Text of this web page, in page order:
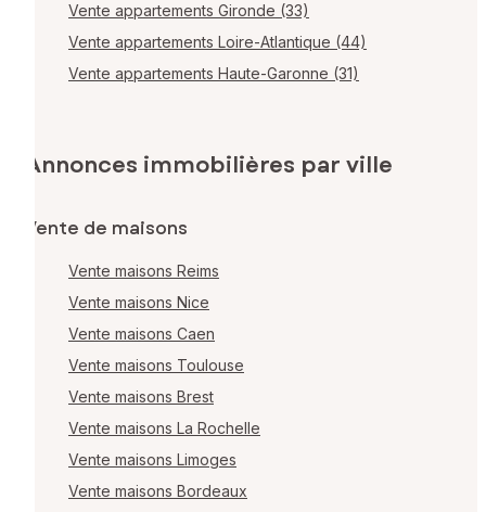
Vente appartements Gironde (33)
Vente appartements Loire-Atlantique (44)
Vente appartements Haute-Garonne (31)
Annonces immobilières par ville
Vente de maisons
Vente maisons Reims
Vente maisons Nice
Vente maisons Caen
Vente maisons Toulouse
Vente maisons Brest
Vente maisons La Rochelle
Vente maisons Limoges
Vente maisons Bordeaux